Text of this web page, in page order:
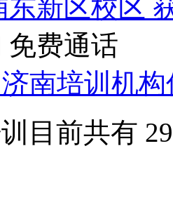
东新区校区
免费通话
济南培训机构
目前共有 29